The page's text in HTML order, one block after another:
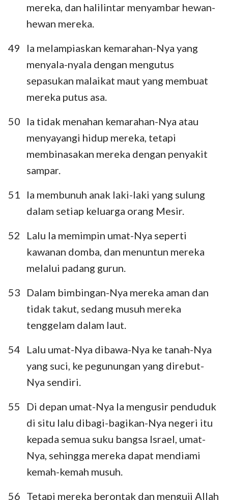
mereka, dan halilintar menyambar hewan-
hewan mereka.
49
Ia melampiaskan kemarahan-Nya yang
menyala-nyala dengan mengutus
sepasukan malaikat maut yang membuat
mereka putus asa.
50
Ia tidak menahan kemarahan-Nya atau
menyayangi hidup mereka, tetapi
membinasakan mereka dengan penyakit
sampar.
51
Ia membunuh anak laki-laki yang sulung
dalam setiap keluarga orang Mesir.
52
Lalu Ia memimpin umat-Nya seperti
kawanan domba, dan menuntun mereka
melalui padang gurun.
53
Dalam bimbingan-Nya mereka aman dan
tidak takut, sedang musuh mereka
tenggelam dalam laut.
54
Lalu umat-Nya dibawa-Nya ke tanah-Nya
yang suci, ke pegunungan yang direbut-
Nya sendiri.
55
Di depan umat-Nya Ia mengusir penduduk
di situ lalu dibagi-bagikan-Nya negeri itu
kepada semua suku bangsa Israel, umat-
Nya, sehingga mereka dapat mendiami
kemah-kemah musuh.
56 Tetapi mereka berontak dan menguji Allah